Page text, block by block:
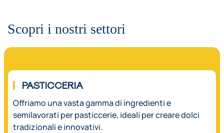
Scopri i nostri settori
01.
PASTICCERIA
Offriamo una vasta gamma di ingredienti e
semilavorati per pasticcerie, ideali per creare dolci
tradizionali e innovativi.